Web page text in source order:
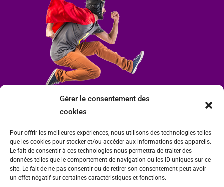
Gérer le consentement des
cookies
Pour offrir les meilleures expériences, nous utilisons des technologies telles
que les cookies pour stocker et/ou accéder aux informations des appareils.
Le fait de consentir à ces technologies nous permettra de traiter des
données telles que le comportement de navigation ou les ID uniques sur ce
site. Le fait de ne pas consentir ou de retirer son consentement peut avoir
un effet négatif sur certaines caractéristiques et fonctions.